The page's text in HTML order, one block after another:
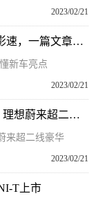
2023/02/21
世界聚焦：全新一代GS3预售，中文命名影速，一篇文章看懂新车亮点
新车亮点
2023/02/21
1月豪华汽车品牌上险量同环比大幅下滑，理想蔚来超二线豪华
来超二线豪华
2023/02/21
T上市